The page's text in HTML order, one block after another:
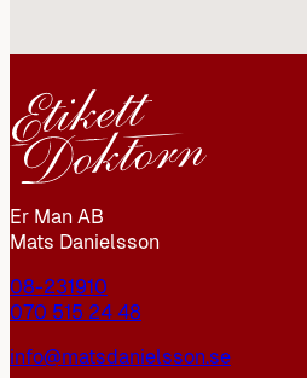
Er Man AB
Mats Danielsson
08-231910
070 515 24 48
info@matsdanielsson.se